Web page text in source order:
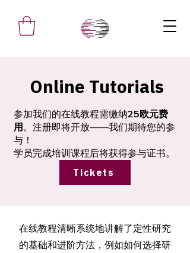
Online Tutorials
参加我们的在线教程需缴纳25欧元费
用。注册即将开放——我们期待您的参
与！
学员完成培训课程后将获得参与证书。
Tickets
在线教程清晰系统地讲解了定性研究
的基础和进阶方法，例如如何选择研